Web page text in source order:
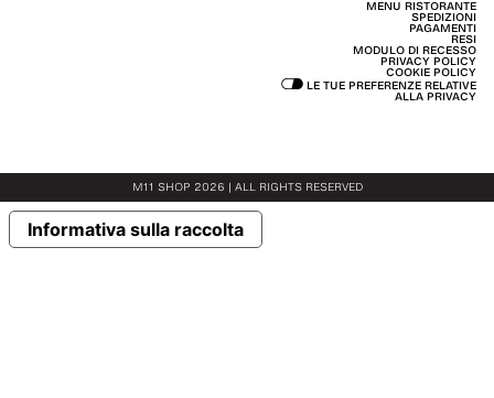
MENU RISTORANTE
SPEDIZIONI
PAGAMENTI
RESI
MODULO DI RECESSO
PRIVACY POLICY
COOKIE POLICY
LE TUE PREFERENZE RELATIVE
ALLA PRIVACY
M11 SHOP 2026 | ALL RIGHTS RESERVED
Informativa sulla raccolta